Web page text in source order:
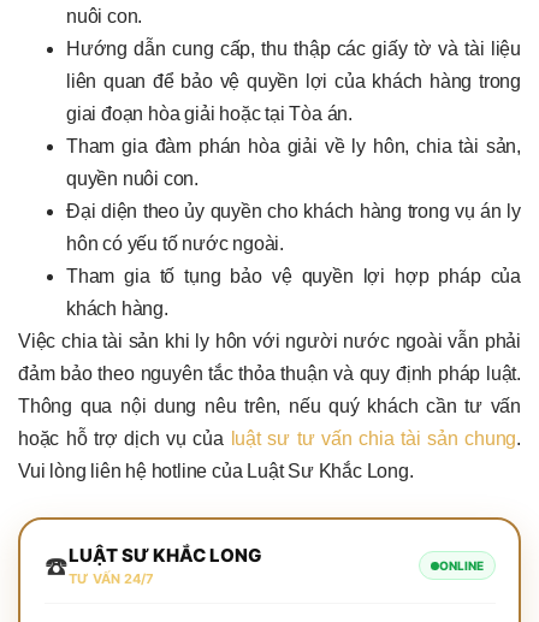
nuôi con.
Hướng dẫn cung cấp, thu thập các giấy tờ và tài liệu
liên quan để bảo vệ quyền lợi của khách hàng trong
giai đoạn hòa giải hoặc tại Tòa án.
Tham gia đàm phán hòa giải về ly hôn, chia tài sản,
quyền nuôi con.
Đại diện theo ủy quyền cho khách hàng trong vụ án ly
hôn có yếu tố nước ngoài.
Tham gia tố tụng bảo vệ quyền lợi hợp pháp của
khách hàng.
Việc chia tài sản khi ly hôn với người nước ngoài vẫn phải
đảm bảo theo nguyên tắc thỏa thuận và quy định pháp luật.
Thông qua nội dung nêu trên, nếu quý khách cần tư vấn
hoặc hỗ trợ dịch vụ của
luật sư tư vấn chia tài sản chung.
Vui lòng liên hệ hotline của Luật Sư Khắc Long.
☎️LUẬT SƯ KHẮC LONG
TƯ VẤN 24/7
ONLINE